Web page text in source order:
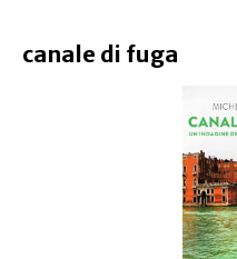
canale di fuga